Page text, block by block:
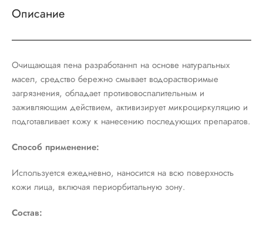
Описание
Очищающая пена разработаннп на основе натуральных
масел, средство бережно смывает водорастворимые
загрязнения, обладает противовоспалительным и
заживляющим действием, активизирует микроциркуляцию и
подготавливает кожу к нанесению последующих препаратов.
Способ применение:
Используется ежедневно, наносится на всю поверхность
кожи лица, включая периорбитальную зону.
Состав: